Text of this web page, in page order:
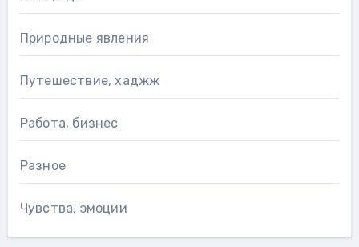
Природные явления
Путешествие, хаджж
Работа, бизнес
Разное
Чувства, эмоции